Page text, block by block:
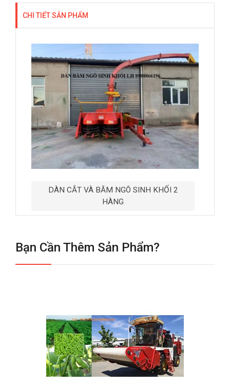
CHI TIẾT SẢN PHẨM
DÀN CẮT VÀ BĂM NGÔ SINH KHỐI 2
HÀNG
Bạn Cần Thêm Sản Phẩm?